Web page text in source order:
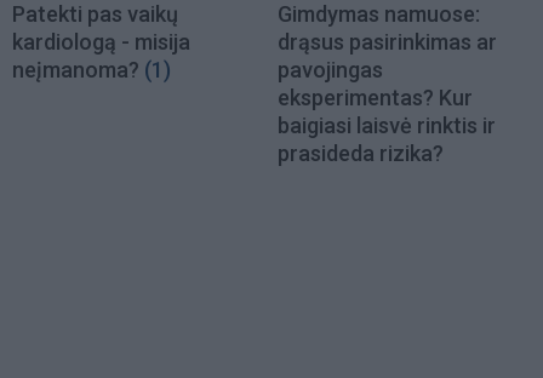
Patekti pas vaikų
kardiologą - misija
neįmanoma? (1)
Gimdymas namuose:
drąsus pasirinkimas ar
pavojingas
eksperimentas? Kur
baigiasi laisvė rinktis ir
prasideda rizika?